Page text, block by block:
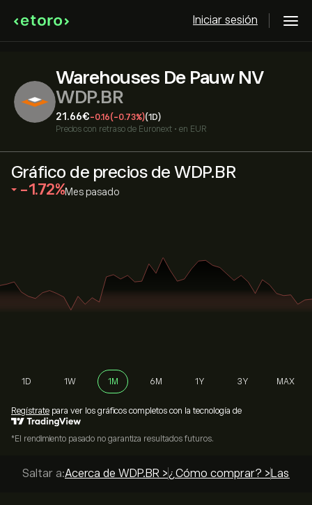
Iniciar sesión
Warehouses De Pauw NV
WDP.BR
21.66‎€‎-0.16(-0.73%)(1D)
Precios con retraso de Euronext • en EUR
Gráfico de precios de WDP.BR
‎-1.72‎ Mes pasado
1D 1W 1M 6M 1Y 3Y MAX
Regístrate para ver los gráficos completos con la tecnología de
*El rendimiento pasado no garantiza resultados futuros.
Saltar a:Acerca de WDP.BR >¿Cómo comprar? > Las